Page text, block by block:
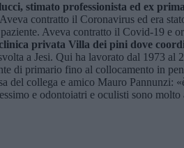
stimato professionista ed ex
contratto il Coronavirus ed era
Aveva contratto il Covid-19 e
privata Villa dei pini dove
a Jesi. Qui ha lavorato dal 1973
di primario fino al collocamento in
collega e amico Mauro Pannunzi:
e odontoiatri e oculisti sono